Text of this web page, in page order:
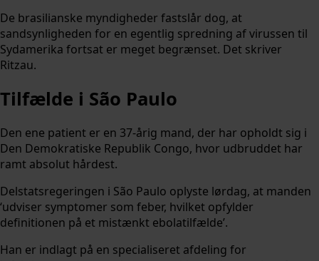
De brasilianske myndigheder fastslår dog, at
sandsynligheden for en egentlig spredning af virussen til
Sydamerika fortsat er meget begrænset. Det skriver
Ritzau.
Tilfælde i São Paulo
Den ene patient er en 37-årig mand, der har opholdt sig i
Den Demokratiske Republik Congo, hvor udbruddet har
ramt absolut hårdest.
Delstatsregeringen i São Paulo oplyste lørdag, at manden
‘udviser symptomer som feber, hvilket opfylder
definitionen på et mistænkt ebolatilfælde’.
Han er indlagt på en specialiseret afdeling for